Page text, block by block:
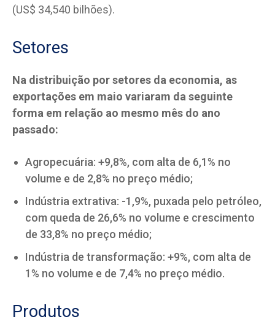
(US$ 34,540 bilhões).
Setores
Na distribuição por setores da economia, as
exportações em maio variaram da seguinte
forma em relação ao mesmo mês do ano
passado:
Agropecuária: +9,8%, com alta de 6,1% no
volume e de 2,8% no preço médio;
Indústria extrativa: -1,9%, puxada pelo petróleo,
com queda de 26,6% no volume e crescimento
de 33,8% no preço médio;
Indústria de transformação: +9%, com alta de
1% no volume e de 7,4% no preço médio.
Produtos